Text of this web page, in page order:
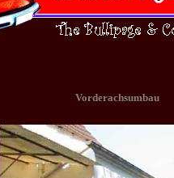
Vorderachsumbau